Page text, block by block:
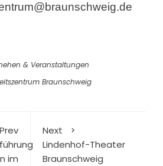
& Veranstaltungen
Braunschweig
Prev
im
Next
Lindenhof-Theater
Braunschweig